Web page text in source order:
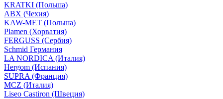
KRATKI (Польша)
ABX (Чехия)
KAW-MET (Польша)
Plamen (Хорватия)
FERGUSS (Сербия)
Schmid Германия
LA NORDICA (Италия)
Hergom (Испания)
SUPRA (Франция)
MCZ (Италия)
Liseo Castiron (Швеция)